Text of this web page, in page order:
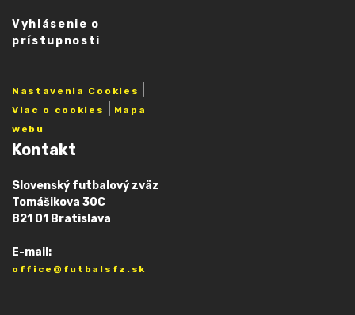
Vyhlásenie o
prístupnosti
Nastavenia Cookies
Viac o cookies
Mapa
webu
Kontakt
Slovenský futbalový zväz
Tomášikova 30C
821 01 Bratislava
E-mail:
office@futbalsfz.sk